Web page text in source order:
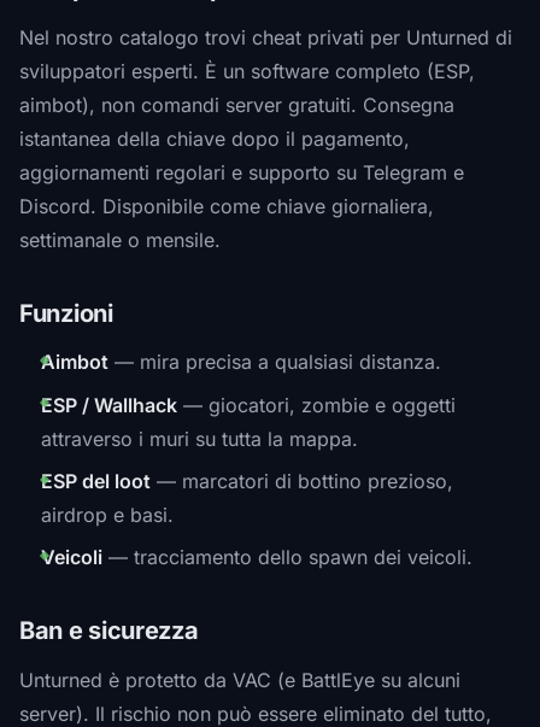
Nel nostro catalogo trovi cheat privati per Unturned di
sviluppatori esperti. È un software completo (ESP,
aimbot), non comandi server gratuiti. Consegna
istantanea della chiave dopo il pagamento,
aggiornamenti regolari e supporto su Telegram e
Discord. Disponibile come chiave giornaliera,
settimanale o mensile.
Funzioni
Aimbot — mira precisa a qualsiasi distanza.
ESP / Wallhack — giocatori, zombie e oggetti
attraverso i muri su tutta la mappa.
ESP del loot — marcatori di bottino prezioso,
airdrop e basi.
Veicoli — tracciamento dello spawn dei veicoli.
Ban e sicurezza
Unturned è protetto da VAC (e BattlEye su alcuni
server). Il rischio non può essere eliminato del tutto,